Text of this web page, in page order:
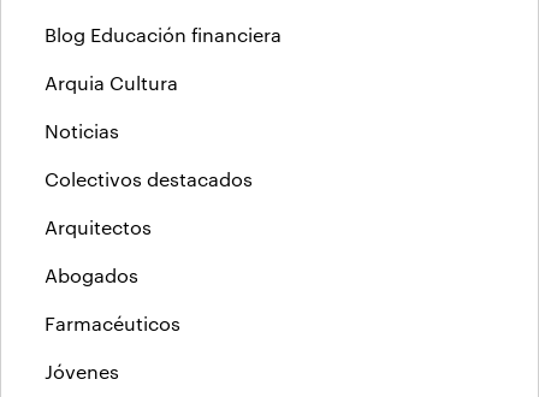
Blog Educación financiera
Arquia Cultura
Noticias
Colectivos destacados
Arquitectos
Abogados
Farmacéuticos
Jóvenes